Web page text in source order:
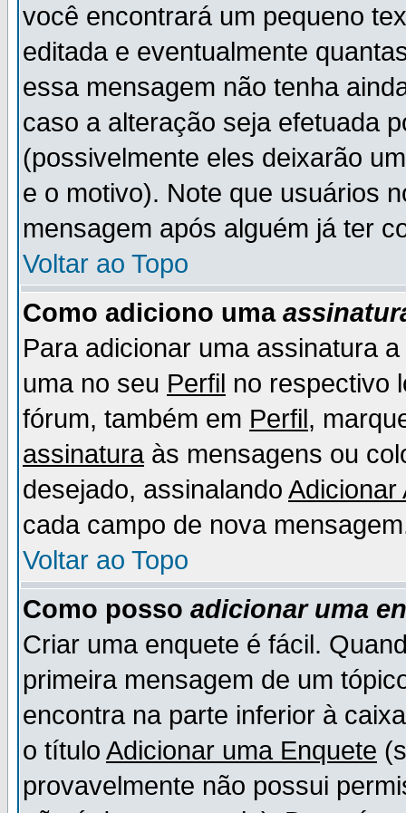
você encontrará um pequeno
editada e eventualmente
essa mensagem não tenha
caso a alteração seja efetuada
(possivelmente eles deixarão
e o motivo). Note que usuários
mensagem após alguém já ter
Voltar ao Topo
Como adiciono uma
Para adicionar uma assinatura
uma no seu Perfil no respectivo
fórum, também em Perfil,
assinaturaàs mensagens ou
desejado, assinalando Adicionar
cada campo de nova
Voltar ao Topo
Como posso adicionar uma
Criar uma enquete é fácil.
primeira mensagem de um
encontra na parte inferior à
o título Adicionar uma Enquete
provavelmente não possui